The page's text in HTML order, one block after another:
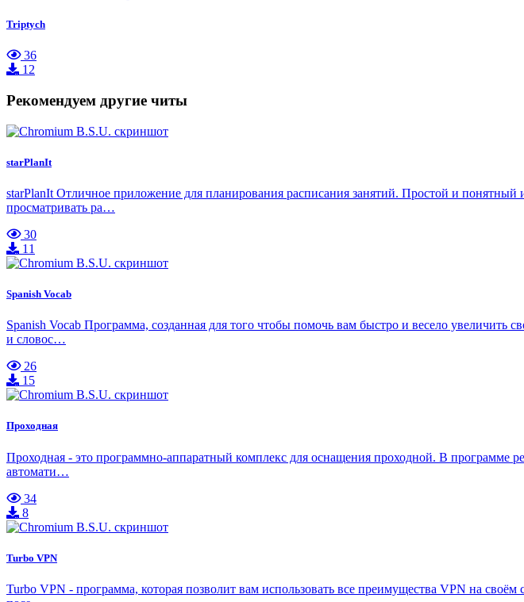
Triptych
36
12
Рекомендуем другие читы
starPlanIt
starPlanIt Отличное приложение для планирования расписания занятий. Простой и понятный
просматривать ра…
30
11
Spanish Vocab
Spanish Vocab Программа, созданная для того чтобы помочь вам быстро и весело увеличить
и словос…
26
15
Проходная
Проходная - это программно-аппаратный комплекс для оснащения проходной. В
автомати…
34
8
Turbo VPN
Turbo VPN - программа, которая позволит вам использовать все преимущества VPN на